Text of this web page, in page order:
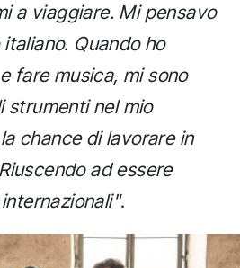
a viaggiare. Mi pensavo
Quando ho
fare musica, mi sono
strumenti nel mio
chance di lavorare in
ad essere
.